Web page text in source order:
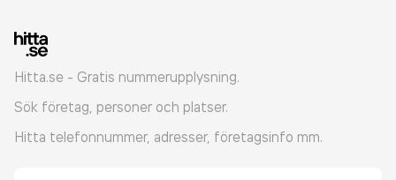
Hitta.se - Gratis nummerupplysning.
Sök företag, personer och platser.
Hitta telefonnummer, adresser, företagsinfo mm.